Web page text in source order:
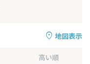
地図表示
高い順